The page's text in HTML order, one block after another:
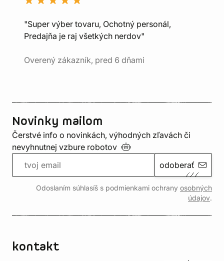
"Super výber tovaru, Ochotný personál,
Predajňa je raj všetkých nerdov"
Overený zákazník, pred 6 dňami
Novinky mailom
Čerstvé info o novinkách, výhodných zľavách či
nevyhnutnej vzbure robotov
odoberať
Odoslaním súhlasíš s podmienkami ochrany osobných
údajov.
kontakt